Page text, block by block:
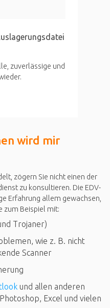
zuverlässige und
wird mir
zögern Sie nicht einen der
zu konsultieren. Die EDV-
Erfahrung allem gewachsen,
zum Beispiel mit:
Trojaner)
wie z. B. nicht
Scanner
und allen anderen
Excel und vielen